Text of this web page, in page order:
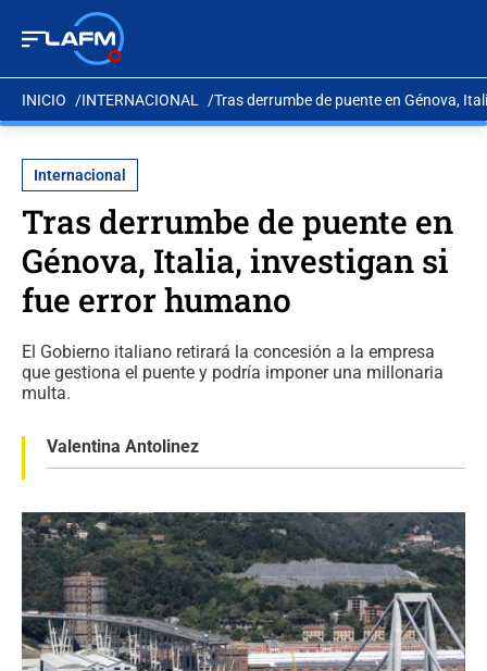
INICIO INTERNACIONAL Tras derrumbe de puente en Génova,
Internacional
Tras derrumbe de puente en
Génova, Italia, investigan si
fue error humano
El Gobierno italiano retirará la concesión a la empresa
que gestiona el puente y podría imponer una millonaria
multa.
Valentina Antolinez